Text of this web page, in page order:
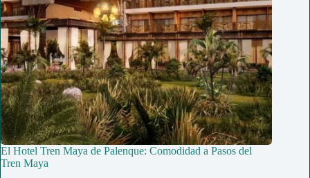
El Hotel Tren Maya de Palenque: Comodidad a Pasos del
Tren Maya